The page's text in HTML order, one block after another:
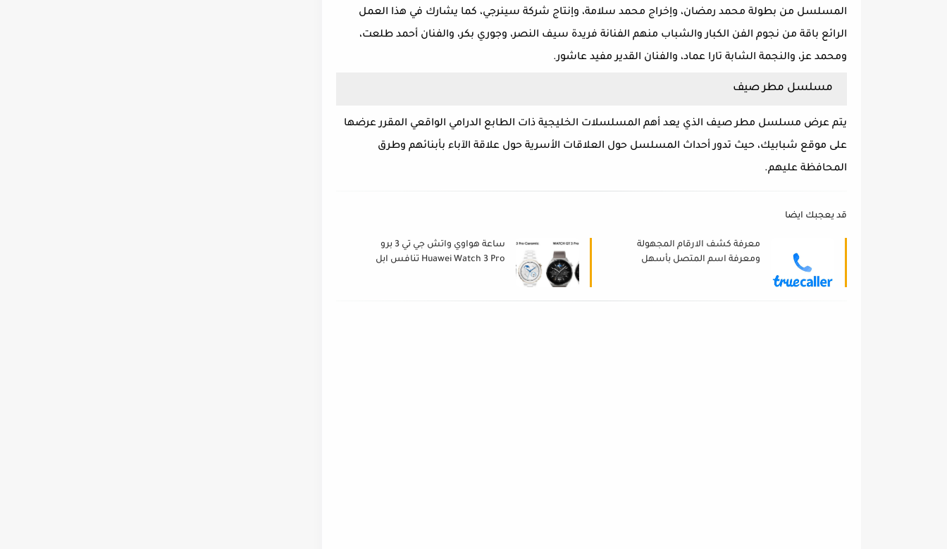
المسلسل من بطولة محمد رمضان، وإخراج محمد سلامة، وإنتاج شركة سينرجي، كما يشارك في هذا العمل
الرائع باقة من نجوم الفن الكبار والشباب منهم الفنانة فريدة سيف النصر، وجوري بكر، والفنان أحمد طلعت،
ومحمد عز، والنجمة الشابة تارا عماد، والفنان القدير مفيد عاشور.
مسلسل مطر صيف
يتم عرض مسلسل مطر صيف الذي يعد أهم المسلسلات الخليجية ذات الطابع الدرامي الواقعي المقرر عرضها
على موقع شبابيك، حيث تدور أحداث المسلسل حول العلاقات الأسرية حول علاقة الآباء بأبنائهم وطرق
المحافظة عليهم.
قد يعجبك ايضا
معرفة كشف الارقام المجهولة
ومعرفة اسم المتصل بأسهل
ساعة هواوي واتش جي تي 3 برو
Huawei Watch 3 Pro تنافس ابل